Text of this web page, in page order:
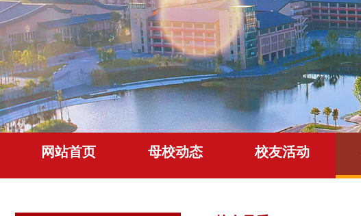
网站首页 母校动态 校友活动